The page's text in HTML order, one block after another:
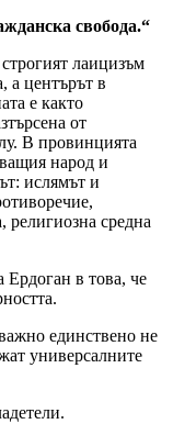
свобода.“
лаицизъм
а центърът в
е както
от
В провинцията
народ и
ислямът и
религиозна средна
Ердоган в това, че
единствено не
универсалните